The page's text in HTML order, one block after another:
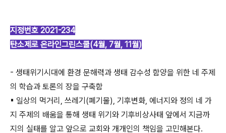
지정번호 2021-234
탄소제로 온라인그린스쿨(4월, 7월, 11월)
- 생태위기시대에 환경 문해력과 생태 감수성 함양을 위한 네 주제
의 학습과 토론의 장을 구축함
▪ 일상의 먹거리, 쓰레기(폐기물), 기후변화, 에너지와 정의 네 가
지 주제의 배움을 통해 생태 위기와 기후비상사태 앞에서 지금까
지의 실태를 알고 앞으로 교회와 개개인의 책임을 고민해본다.